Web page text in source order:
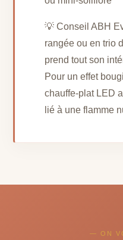
💡 Conseil ABH
rangée ou en trio
prend tout son
Pour un effet
chauffe-plat LED
lié à une flamme
— ON